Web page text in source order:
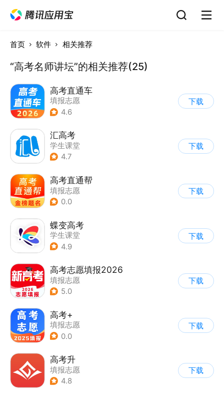
首页 软件 相关推荐
“高考名师讲坛”的相关推荐(25)
高考直通车
填报志愿
4.6
下载
汇高考
学生课堂
4.7
下载
高考直通帮
填报志愿
0.0
下载
蝶变高考
学生课堂
4.9
下载
高考志愿填报2026
填报志愿
5.0
下载
高考+
填报志愿
0.0
下载
高考升
填报志愿
4.8
下载